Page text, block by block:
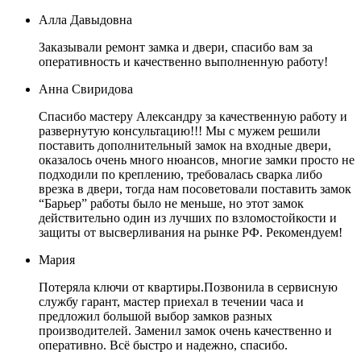
Алла Давыдовна
Заказывали ремонт замка и двери, спасибо вам за
оперативность и качественно выполненную работу!
Анна Свиридова
Спасибо мастеру Александру за качественную работу и
развернутую консультацию!!! Мы с мужем решили
поставить дополнительный замок на входные двери,
оказалось очень много нюансов, многие замки просто не
подходили по креплению, требовалась сварка либо
врезка в двери, тогда нам посоветовали поставить замок
“Барьер” работы было не меньше, но этот замок
действительно один из лучших по взломостойкости и
защиты от высверливания на рынке РФ. Рекомендуем!
Мария
Потеряла ключи от квартиры.Позвонила в сервисную
службу гарант, мастер приехал в течении часа и
предложил большой выбор замков разных
производителей. Заменил замок очень качественно и
оперативно. Всё быстро и надежно, спасибо.